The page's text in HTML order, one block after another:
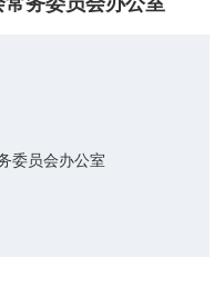
委员会办公室